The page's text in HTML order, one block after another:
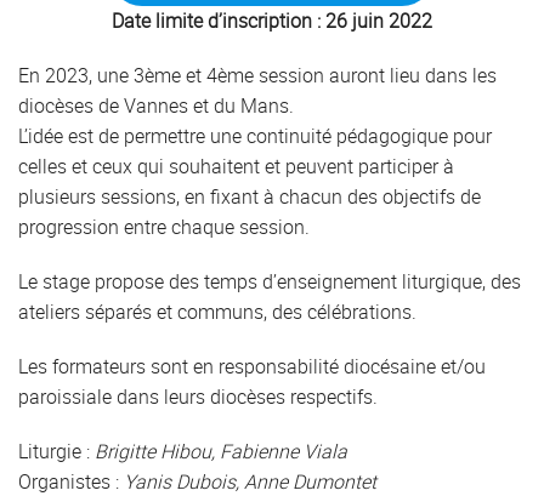
Date limite d’inscription : 26 juin2022
En 2023, une 3ème et 4ème session auront lieu dans les
diocèses de Vannes et du Mans.
L’idée est de permettre une continuité pédagogique pour
celles et ceux qui souhaitent et peuvent participer à
plusieurs sessions, en fixant à chacun des objectifs de
progression entre chaque session.
Le stage propose des temps d’enseignement liturgique, des
ateliers séparés et communs, des célébrations.
Les formateurs sont en responsabilité diocésaine et/ou
paroissiale dans leurs diocèses respectifs.
Liturgie : Brigitte Hibou, Fabienne Viala
Organistes : Yanis Dubois, Anne Dumontet